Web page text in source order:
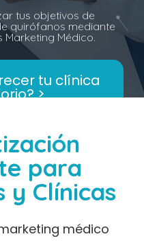
tus objetivos de
quirófanos mediante
Médico.
tu clínica
>
para
y Clínicas
médico